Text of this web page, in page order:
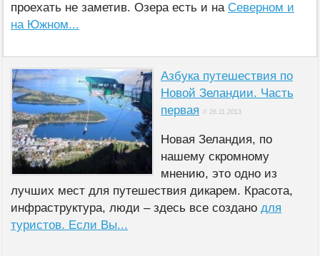
проехать не заметив. Озера есть и на Северном и
на Южном...
Азбука путешествия по
Новой Зеландии. Часть
первая // 26.11.2013
Новая Зеландия, по
нашему скромному
мнению, это одно из
лучших мест для путешествия дикарем. Красота,
инфраструктура, люди – здесь все создано для
туристов. Если Вы...